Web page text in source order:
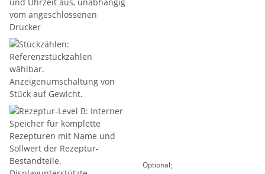
Optional: